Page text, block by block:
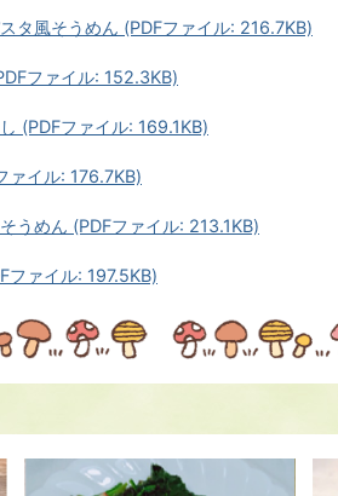
タ風そうめん (PDFファイル: 216.7KB)
ファイル: 152.3KB)
(PDFファイル: 169.1KB)
ァイル: 176.7KB)
うめん (PDFファイル: 213.1KB)
ファイル: 197.5KB)